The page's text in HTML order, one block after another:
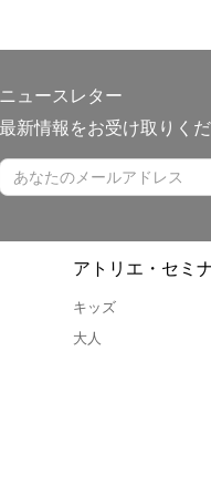
ニュースレター
最新情報をお受け取りく
アトリエ・セミ
キッズ
大人